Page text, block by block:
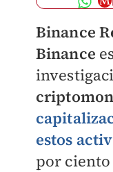
Binance
Binance
estos
por ciento